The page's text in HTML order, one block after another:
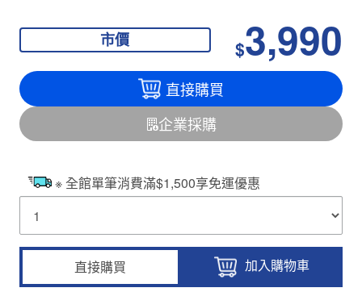
市價 $3,990
直接購買
企業採購
※ 全館單筆消費滿$1,500享免運優惠
直接購買 加入購物車